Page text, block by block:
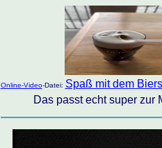
Online-Video-Datei: Spaß mit dem
Das passt echt super zur